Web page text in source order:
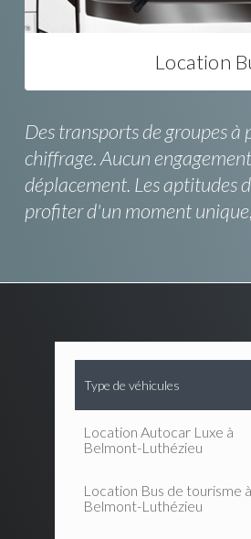
Location
Des transports de groupes
chiffrage. Aucun
déplacement. Les aptitudes
profiter d'un moment
Type de véhicules
Location Autocar Luxe à
Belmont-Luthézieu
Location Bus de tourisme à
Belmont-Luthézieu